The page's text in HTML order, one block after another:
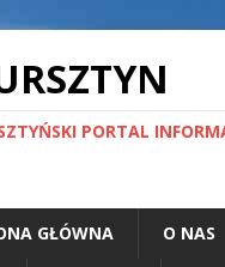
PORTAL
GŁÓWNA O NAS